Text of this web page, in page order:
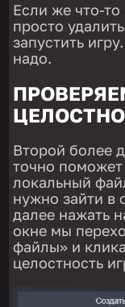
Если же что-
просто
запустить
надо.
Второй более
точно
локальный
нужно зайти в
далее нажать
окне мы
файлы» и
целостность